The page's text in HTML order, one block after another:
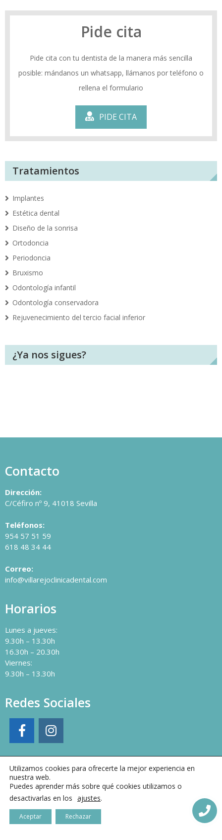
Pide cita
Pide cita con tu dentista de la manera más sencilla
posible: mándanos un whatsapp, llámanos por teléfono o
rellena el formulario
PIDE CITA
Tratamientos
Implantes
Estética dental
Diseño de la sonrisa
Ortodoncia
Periodoncia
Bruxismo
Odontología infantil
Odontología conservadora
Rejuvenecimiento del tercio facial inferior
¿Ya nos sigues?
Contacto
Dirección:
C/Céfiro nº 9, 41018 Sevilla
Teléfonos:
954 57 51 59
618 48 34 44
Correo:
info@villarejoclinicadental.com
Horarios
Lunes a jueves:
9.30h – 13.30h
16.30h – 20.30h
Viernes:
9.30h – 13.30h
Redes Sociales
Utilizamos cookies para ofrecerte la mejor experiencia en
nuestra web.
Puedes aprender más sobre qué cookies utilizamos o
desactivarlas en los ajustes.
Aceptar Rechazar